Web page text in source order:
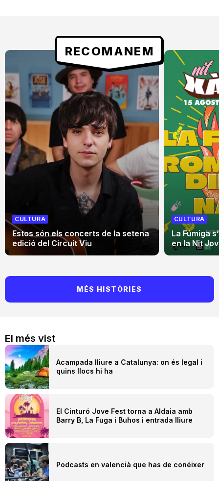
El més vist
Acampada lliure a Catalunya: on és legal i
quins llocs hi ha
El Cinturó Jove Fest torna a Aldaia amb
Barry B, La Fuga i Buhos i entrada lliure
Podcasts en valencià que has de conéixer
RECOMANEM
CULTURA
Estos són els concerts de la setena
edició del Circuit Viu
CULTURA
La Fúmiga
en la Nit
MÉS HISTÒRIES